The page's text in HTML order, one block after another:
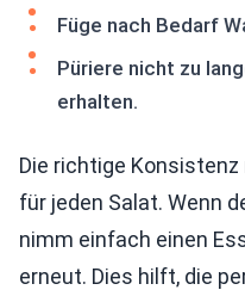
Füge nach Bedarf
Püriere nicht zu
erhalten.
Die richtige
für jeden Salat. Wenn
nimm einfach einen
erneut. Dies hilft, die